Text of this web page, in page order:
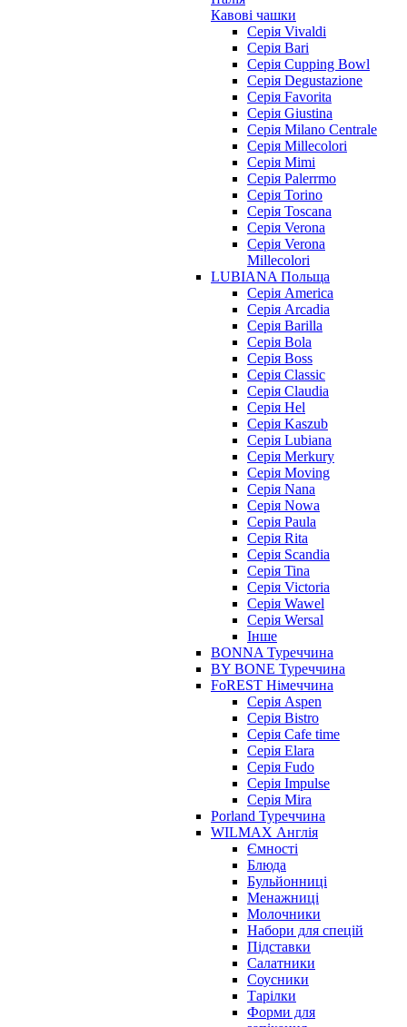
Кавові чашки
Cерія Vivaldi
Серія Bari
Серія Cupping Bowl
Серія Degustazione
Серія Favorita
Серія Giustina
Серія Milano Centrale
Серія Millecolori
Серія Mimi
Серія Palerrmo
Серія Torino
Серія Toscana
Серія Verona
Серія Verona
Millecolori
LUBIANA Польща
Серія America
Серія Arcadia
Серія Barilla
Серія Bola
Серія Boss
Серія Classic
Серія Claudia
Серія Hel
Серія Kaszub
Серія Lubiana
Серія Merkury
Серія Moving
Серія Nana
Серія Nowa
Серія Paula
Серія Rita
Серія Scandia
Серія Tina
Серія Victoria
Серія Wawel
Серія Wersal
Інше
BONNA Туреччина
BY BONE Туреччина
FoREST Німеччина
Серія Aspen
Серія Bistro
Серія Cafe time
Серія Elara
Серія Fudo
Серія Impulse
Серія Mira
Porland Туреччина
WILMAX Англія
Ємності
Блюда
Бульйонниці
Менажниці
Молочники
Набори для спецій
Підставки
Салатники
Соусники
Тарілки
Форми для